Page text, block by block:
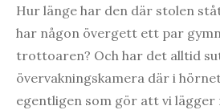
Hur länge har den där stolen
har någon övergett ett par
trottoaren? Och har det alltid
övervakningskamera där i
egentligen som gör att vi lägger